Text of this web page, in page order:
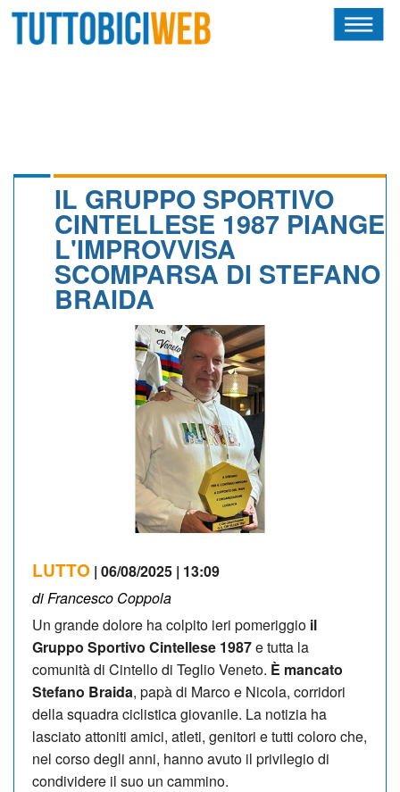
CALENDARIO
ALBI D'ORO
IL GRUPPO SPORTIVO
CINTELLESE 1987 PIANGE
L'IMPROVVISA
SCOMPARSA DI STEFANO
BRAIDA
LUTTO | 06/08/2025 | 13:09
di Francesco Coppola
Un grande dolore ha colpito ieri pomeriggio il
Gruppo Sportivo Cintellese 1987e tutta la
comunità di Cintello di Teglio Veneto. È mancato
Stefano Braida, papà di Marco e Nicola, corridori
della squadra ciclistica giovanile. La notizia ha
lasciato attoniti amici, atleti, genitori e tutti coloro che,
nel corso degli anni, hanno avuto il privilegio di
condividere il suo un cammino.